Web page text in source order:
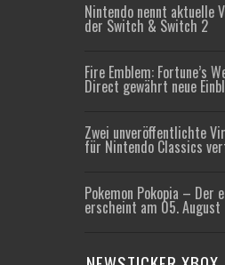
Nintendo nennt aktuelle
der Switch & Switch 2
Fire Emblem: Fortune’s
Direct gewährt neue
Zwei unveröffentlichte
für Nintendo Classics
Pokemon Pokopia – Der
erscheint am 05. August